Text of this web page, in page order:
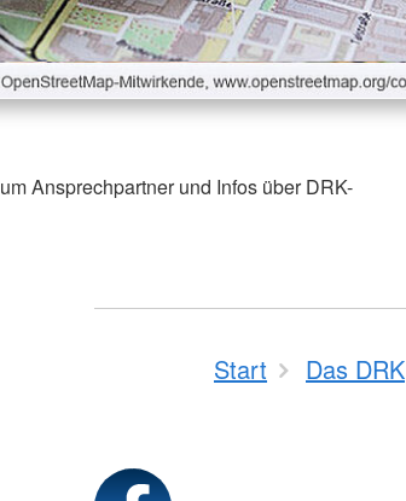
Ansprechpartner und Infos über DRK-
Start Das DRK